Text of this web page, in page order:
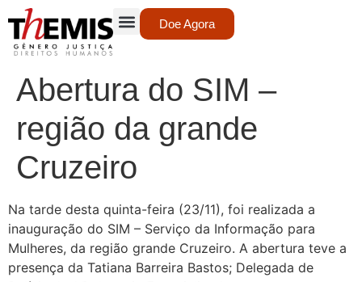
Doe Agora
Abertura do SIM –
região da grande
Cruzeiro
Na tarde desta quinta-feira (23/11), foi realizada a
inauguração do SIM – Serviço da Informação para
Mulheres, da região grande Cruzeiro. A abertura teve a
presença da Tatiana Barreira Bastos; Delegada de